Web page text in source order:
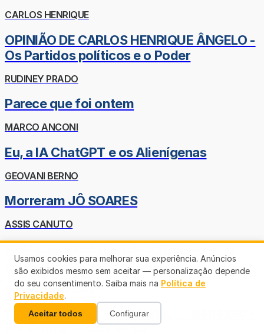
CARLOS HENRIQUE
OPINIÃO DE CARLOS HENRIQUE ÂNGELO -
Os Partidos políticos e o Poder
RUDINEY PRADO
Parece que foi ontem
MARCO ANCONI
Eu, a IA ChatGPT e os Alienígenas
GEOVANI BERNO
Morreram JÔ SOARES
ASSIS CANUTO
simplesmente CHICO SALLES!
ARIMAR SOUZA DE SÁ
Então, é Natal... Ah! O Natal... - Reflexão -
por Arimar Souza de Sá
Usamos cookies para melhorar sua experiência. Anúncios
são exibidos mesmo sem aceitar — personalização depende
do seu consentimento. Saiba mais na Política de
Privacidade.
Aceitar todos Configurar